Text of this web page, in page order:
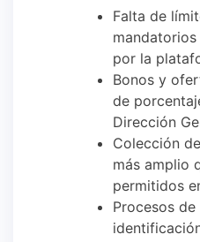
Falta de
por la
Bonos y
de
Dirección
Colección
más amplio
permitidos
Procesos